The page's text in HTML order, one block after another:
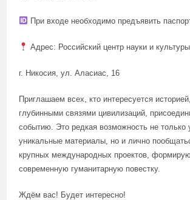
При входе необходимо предъявить
Адрес: Российский центр науки и
г. Никосия, ул. Аласиас, 16
Приглашаем всех, кто интересуется
глубинными связями цивилизаций,
событию. Это редкая возможность не только
уникальные материалы, но и лично
крупных международных проектов,
современную гуманитарную повестку.
Ждём вас! Будет интересно!